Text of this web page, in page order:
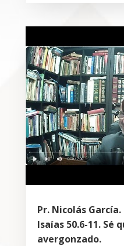
Pr. Nicolás
Isaías 50.6-11. Sé
avergonzado.